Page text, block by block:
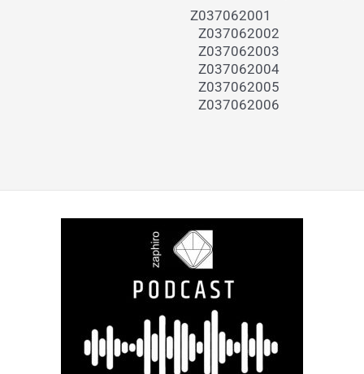
Z037062001
Z037062002
Z037062003
Z037062004
Z037062005
Z037062006